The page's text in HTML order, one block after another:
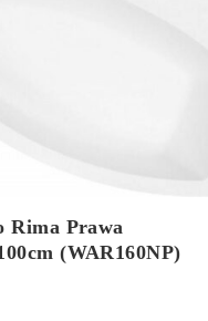
Rima Prawa
(WAR160NP)